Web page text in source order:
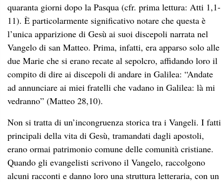
quaranta giorni dopo la Pasqua (cfr. prima lettura: Atti 1,1-
11). È particolarmente significativo notare che questa è
l’unica apparizione di Gesù ai suoi discepoli narrata nel
Vangelo di san Matteo. Prima, infatti, era apparso solo alle
due Marie che si erano recate al sepolcro, affidando loro il
compito di dire ai discepoli di andare in Galilea: “Andate
ad annunciare ai miei fratelli che vadano in Galilea: là mi
vedranno” (Matteo 28,10).
Non si tratta di un’incongruenza storica tra i Vangeli. I fatti
principali della vita di Gesù, tramandati dagli apostoli,
erano ormai patrimonio comune delle comunità cristiane.
Quando gli evangelisti scrivono il Vangelo, raccolgono
alcuni racconti e danno loro una struttura letteraria, con un